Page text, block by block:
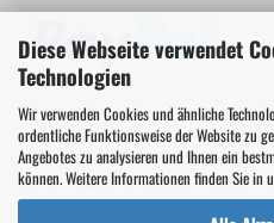
Diese Webseite verwendet
Technologien
Wir verwenden Cookies und ähnliche
ordentliche Funktionsweise der Website zu
Angebotes zu analysieren und Ihnen ein
können. Weitere Informationen finden Sie in